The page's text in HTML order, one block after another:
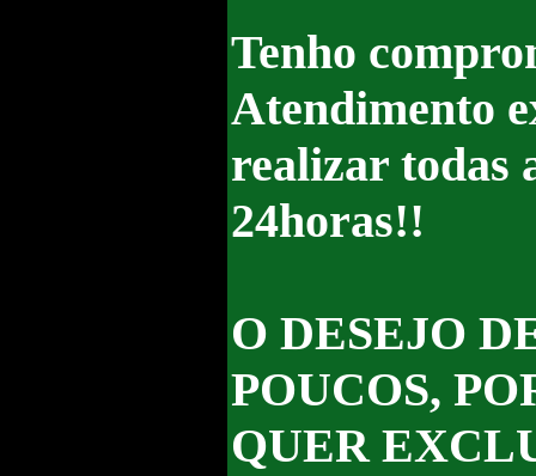
Tenho
Atendimento
realizar todas
24horas!!
O DESEJO
POUCOS,
QUER